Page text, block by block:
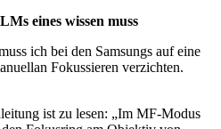
eines wissen muss
ich bei den Samsungs auf eine
Fokussieren verzichten.
ist zu lesen: „Im MF-Modus